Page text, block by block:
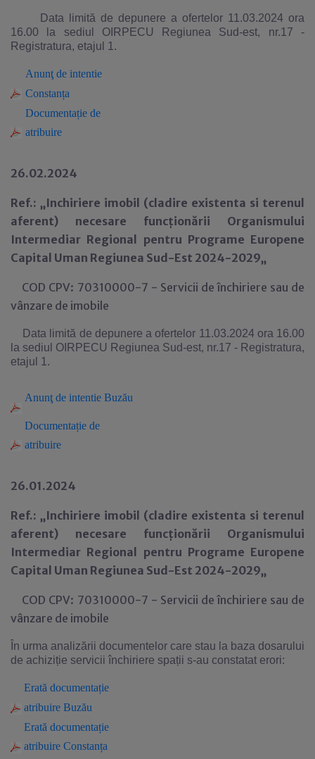
Data limită de depunere a ofertelor 11.03.2024 ora
16.00 la sediul OIRPECU Regiunea Sud-est, nr.17 -
Registratura, etajul 1.
Anunţ de intentie
Constanța
Documentație de
atribuire
26.02.2024
Ref.: „Inchiriere imobil (cladire existenta si terenul
aferent) necesare funcționării Organismului
Intermediar Regional pentru Programe Europene
Capital Uman Regiunea Sud-Est 2024-2029„
COD CPV: 70310000-7 - Servicii de închiriere sau de
vânzare de imobile
Data limită de depunere a ofertelor 11.03.2024 ora 16.00
la sediul OIRPECU Regiunea Sud-est, nr.17 - Registratura,
etajul 1.
Anunţ de intentie Buzău
Documentație de
atribuire
26.01.2024
Ref.: „Inchiriere imobil (cladire existenta si terenul
aferent) necesare funcționării Organismului
Intermediar Regional pentru Programe Europene
Capital Uman Regiunea Sud-Est 2024-2029„
COD CPV: 70310000-7 - Servicii de închiriere sau de
vânzare de imobile
În urma analizării documentelor care stau la baza dosarului
de achiziție servicii închiriere spații s-au constatat erori:
Erată documentație
atribuire Buzău
Erată documentație
atribuire Constanța